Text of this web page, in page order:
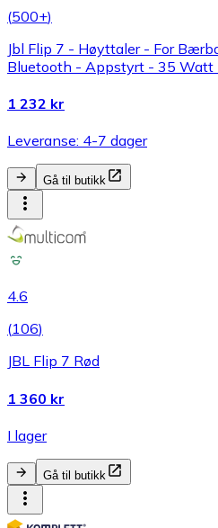
(500+)
Jbl Flip 7 - Høyttaler - For
Bluetooth - Appstyrt - 35 Watt
1 232 kr
Leveranse: 4-7 dager
Gå til butikk
4.6
(106)
JBL Flip 7 Rød
1 360 kr
I lager
Gå til butikk